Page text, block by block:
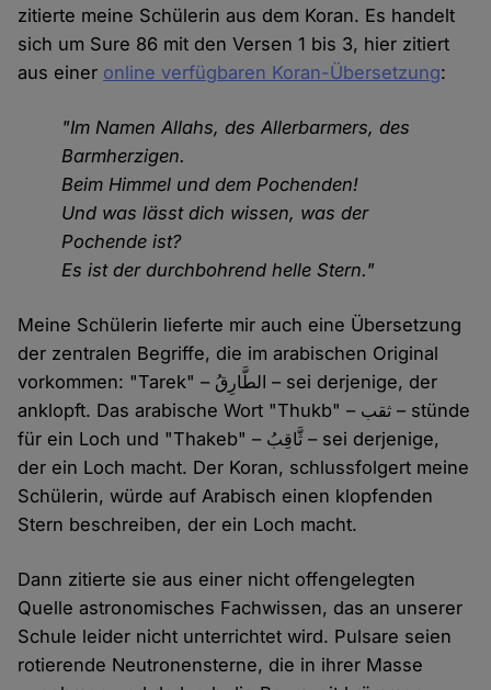
zitierte meine Schülerin aus dem Koran. Es handelt
sich um Sure 86 mit den Versen 1 bis 3, hier zitiert
aus einer online verfügbaren Koran-Übersetzung:
"Im Namen Allahs, des Allerbarmers, des
Barmherzigen.
Beim Himmel und dem Pochenden!
Und was lässt dich wissen, was der
Pochende ist?
Es ist der durchbohrend helle Stern."
Meine Schülerin lieferte mir auch eine Übersetzung
der zentralen Begriffe, die im arabischen Original
vorkommen: "Tarek" – الطَّارِقُ – sei derjenige, der
anklopft. Das arabische Wort "Thukb" – ثقب – stünde
für ein Loch und "Thakeb" – ثَّاقِبُ – sei derjenige,
der ein Loch macht. Der Koran, schlussfolgert meine
Schülerin, würde auf Arabisch einen klopfenden
Stern beschreiben, der ein Loch macht.
Dann zitierte sie aus einer nicht offengelegten
Quelle astronomisches Fachwissen, das an unserer
Schule leider nicht unterrichtet wird. Pulsare seien
rotierende Neutronensterne, die in ihrer Masse